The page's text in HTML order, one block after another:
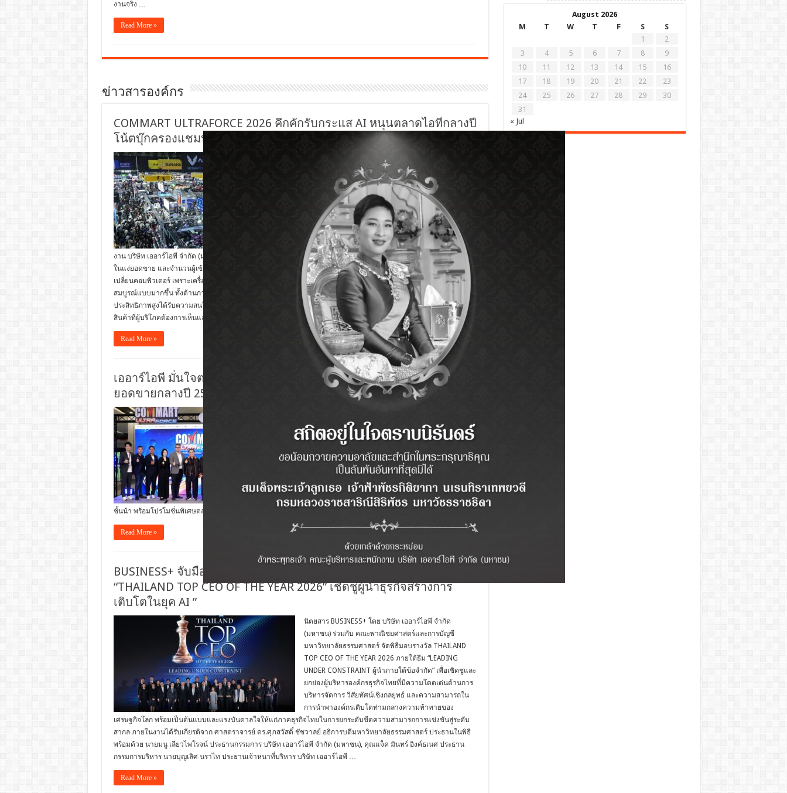
งานจริง …
Read More »
ข่าวสารองค์กร
COMMART ULTRAFORCE 2026 คึกคักรับกระแส AI หนุนตลาดไอทีกลางปี
โน้ตบุ๊กครองแชมป์ยอดขาย
ปิดฉากลงด้วยบรรยากาศคึกคักสำหรับงาน COMMART
ULTRAFORCE 2026 มหกรรมสินค้าไอทีและเทคโนโลยี ซึ่ง
จัดขึ้นระหว่างวันที่ 2-5 กรกฎาคม 2569 ณ ศูนย์
นิทรรศการและการประชุมไบเทค บางนา โดยตลอด 4 วัน
ของการจัดงานมีผู้บริโภคเดินทางเข้าชมและเลือกซื้อสินค้า
ไอทีอย่างต่อเนื่อง โดยเฉพาะกลุ่ม AI PC คอมพิวเตอร์
ประกอบ อุปกรณ์เกมมิ่ง และฮาร์ดแวร์ประสิทธิภาพสูง นาย
พรชัย จันทรศุภแสง ผู้อำนวยการฝ่ายสื่อไอซีทีและการจัด
งาน บริษัท เออาร์ไอพี จำกัด (มหาชน) กล่าวถึงภาพรวมการจัดงาน COMMART ULTRAFORCE ครั้งนี้ที่ประสบความสำเร็จทั้ง
ในแง่ยอดขาย และจำนวนผู้เข้าร่วมงาน มีปัจจัยมากจากพฤติกรรมผู้บริโภคที่เปลี่ยนไป โดยผู้บริโภคจำนวนมากไม่ได้
เปลี่ยนคอมพิวเตอร์ เพราะเครื่องเดิมเสียหรือหมดอายุการใช้งาน แต่เปลี่ยนเพื่อที่จะได้สัมผัสประสบการณ์การใช้งาน AI ที่
สมบูรณ์แบบมากขึ้น ทั้งด้านการทำงาน การเรียน การสร้างคอนเทนต์ และการเล่นเกม ส่งผลให้ AI PC และอุปกรณ์
ประสิทธิภาพสูงได้รับความสนใจเป็นพิเศษตลอดการจัดงาน นอกจากนี้สินค้าไอทีระดับไฮเอนด์และเทคโนโลยีใหม่ ๆ เป็น
สินค้าที่ผู้บริโภคต้องการเห็นและทดลองใช้งานจริง …
Read More »
เออาร์ไอพี มั่นใจตลาดไอทียังแรง ส่ง “COMMART ULTRAFORCE” กระตุ้น
ยอดขายกลางปี 2569
ไอทีชั้นนำกว่า 200 แบรนด์ เปิดงาน “COMMART
ULTRAFORCE” มหกรรมแสดงและจำหน่ายสินค้าไอทีกลาง
ปี 2569 อย่างเป็นทางการ ณ Hall 98-99 ศูนย์นิทรรศการ
และการประชุมไบเทค บางนา ภายใต้แนวคิดการอัปเดต
เทคโนโลยี AI ยุคใหม่ รวบรวมสินค้าและนวัตกรรมล่าสุด
ทั้ง AI PC, Notebook AI, Gaming PC, Smart Device,
อุปกรณ์ DIY PC จอมอนิเตอร์ และอุปกรณ์เสริมจากผู้ผลิต
ชั้นนำ พร้อมโปรโมชั่นพิเศษตลอดการจัดงาน ระหว่างวันที่ 2-5 กรกฎาคม 2569 เวลา 10.00 – 21.00 น. ณ Hall 98 – …
Read More »
BUSINESS+ จับมือคณะพาณิชยศาสตร์และการบัญชี มธ. มอบรางวัล
“THAILAND TOP CEO OF THE YEAR 2026” เชิดชูผู้นำธุรกิจสร้างการ
เติบโตในยุค AI ”
นิตยสาร BUSINESS+ โดย บริษัท เออาร์ไอพี จำกัด
(มหาชน) ร่วมกับ คณะพาณิชยศาสตร์และการบัญชี
มหาวิทยาลัยธรรมศาสตร์ จัดพิธีมอบรางวัล THAILAND
TOP CEO OF THE YEAR 2026 ภายใต้ธีม “LEADING
UNDER CONSTRAINT ผู้นำภายใต้ข้อจำกัด” เพื่อเชิดชูและ
ยกย่องผู้บริหารองค์กรธุรกิจไทยที่มีความโดดเด่นด้านการ
บริหารจัดการ วิสัยทัศน์เชิงกลยุทธ์ และความสามารถใน
การนำพาองค์กรเติบโตท่ามกลางความท้าทายของ
เศรษฐกิจโลก พร้อมเป็นต้นแบบและแรงบันดาลใจให้แก่ภาคธุรกิจไทยในการยกระดับขีดความสามารถการแข่งขันสู่ระดับ
สากล ภายในงานได้รับเกียรติจาก ศาสตราจารย์ ดร.ศุภสวัสดิ์ ชัชวาลย์ อธิการบดีมหาวิทยาลัยธรรมศาสตร์ ประธานในพิธี
พร้อมด้วย นายมนู เลียวไพโรจน์ ประธานกรรมการ บริษัท เออาร์ไอพี จำกัด (มหาชน), คุณแจ็ค มินทร์ อิงค์ธเนศ ประธาน
กรรมการบริหาร นายบุญเลิศ นราไท ประธานเจ้าหนาที่บริหาร บริษัท เออาร์ไอพี …
Read More »
August 2026
M
T W T F S
S
1
2
3
4 5 6 7 8
9
10
11 12 13 14 15
16
17
18 19 20 21 22
23
24
25 26 27 28 29
30
31
« Jul